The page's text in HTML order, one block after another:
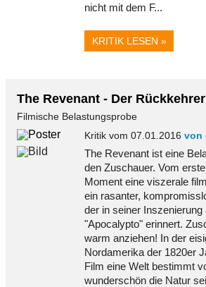
nicht mit dem F...
KRITIK LESEN »
The Revenant - Der
Filmische Belastungsprobe
Kritik vom 07.01.2016 von
The Revenant ist eine
den Zuschauer. Vom
Moment eine viszerale
ein rasanter,
der in seiner
"Apocalypto" erinnert.
warm anziehen! In der
Nordamerika der 1820er
Film eine Welt bestimmt
wunderschön die Natur